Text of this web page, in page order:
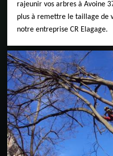
rajeunir vos arbres à Avoine
plus à remettre le taillage de
notre entreprise CR Elagage.